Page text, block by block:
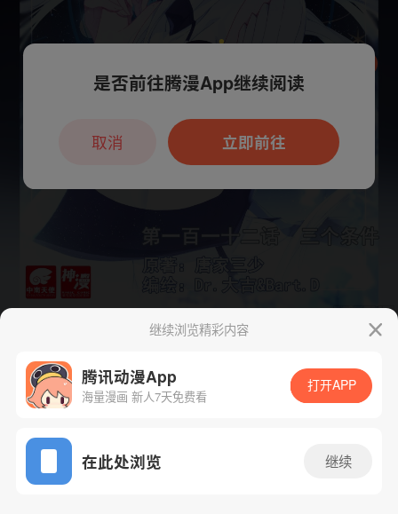
App免费看
下一话 腾漫App免费看
继续浏览精彩内容
腾讯动漫App
海量漫画 新人7天免费看
打开APP
在此处浏览 继续
本章节仅支持App阅读，可打开App新用
户7天免费看
是否前往腾漫App继续阅读
立即前往
取消